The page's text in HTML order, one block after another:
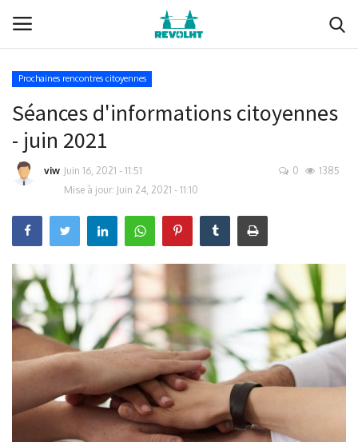
Revolht
Boucle du Hainaut
Documents (membres)
Ils nous soutiennent
Media
Nous soutenir
Membres
Contacts
Prochaines rencontres citoyennes
Séances d'informations citoyennes
- juin 2021
viw Juin 16, 2021 - 11:51
Mise à jour: Juin 24, 2021 - 11:10
0 1385